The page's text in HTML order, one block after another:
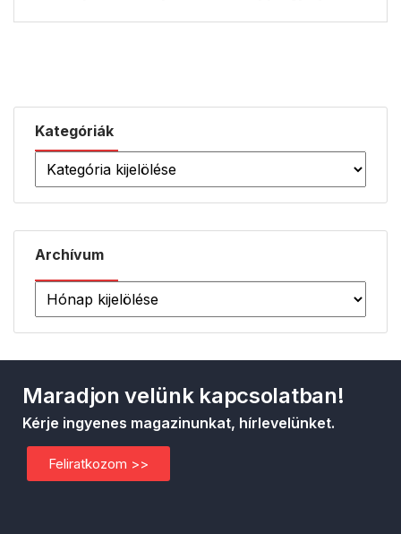
Kategóriák
Archívum
Maradjon velünk kapcsolatban!
Kérje ingyenes magazinunkat, hírlevelünket.
Feliratkozom >>